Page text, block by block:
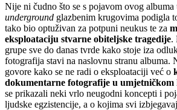
Nije ni čudno što se s pojavom ovog albuma
underground glazbenim krugovima podigla
tako bio optuživan za potpuni neukus te za
eksploataciju stvarne obiteljske tragedije.
grupe sve do danas tvrde kako stoje iza
fotografija stavi na naslovnu stranu albuma.
govore kako se ne radi o eksploataciji već o
dokumentarne fotografije u umjetničkom
se prikazali neki vrlo neugodni koncepti i
ljudske egzistencije, a o kojima svi